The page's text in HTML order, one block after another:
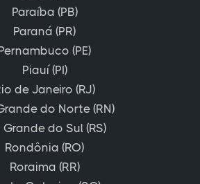
Paraíba (PB)
Paraná (PR)
(PE)
Piauí (PI)
de Janeiro (RJ)
do Norte (RN)
Grande do Sul (RS)
Rondônia (RO)
Roraima (RR)